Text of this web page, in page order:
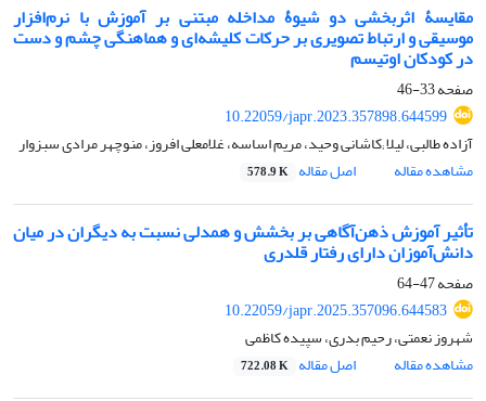
مقایسۀ اثربخشی دو شیوۀ مداخله مبتنی بر آموزش با نرم‌افزار
موسیقی و ارتباط تصویری بر حرکات کلیشه‌ای و هماهنگی چشم و دست
در کودکان اوتیسم
صفحه33-46
10.22059/japr.2023.357898.644599
آزاده طالبی، لیلا ;کاشانی وحید، مریم اساسه، غلامعلی افروز، منوچهر مرادی سبزوار
مشاهده مقاله
اصل مقاله 578.9 K
تأثیر آموزش ذهن‌آگاهی بر بخشش و همدلی نسبت به دیگران در میان
دانش‌آموزان دارای رفتار قلدری
صفحه47-64
10.22059/japr.2025.357096.644583
شهروز نعمتی، رحیم بدری، سپیده کاظمی
مشاهده مقاله
اصل مقاله 722.08 K